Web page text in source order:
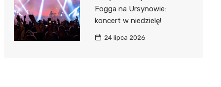
Fogga na Ursynowie:
koncert w niedzielę!
24 lipca 2026